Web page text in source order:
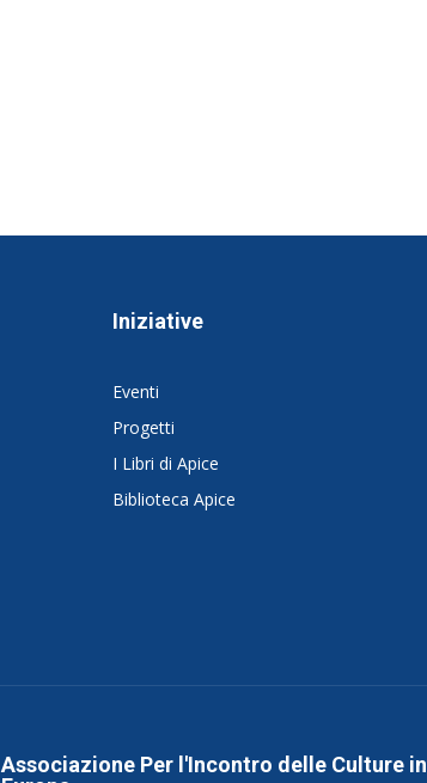
Iniziative
Eventi
Progetti
I Libri di Apice
Biblioteca Apice
Associazione Per l'Incontro delle Culture in